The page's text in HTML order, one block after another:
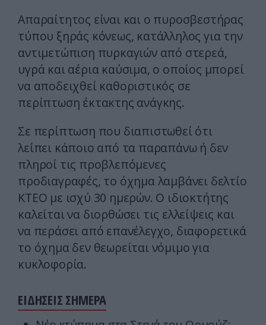
Απαραίτητος είναι και ο πυροσβεστήρας
τύπου ξηράς κόνεως, κατάλληλος για την
αντιμετώπιση πυρκαγιών από στερεά,
υγρά και αέρια καύσιμα, ο οποίος μπορεί
να αποδειχθεί καθοριστικός σε
περίπτωση έκτακτης ανάγκης.
Σε περίπτωση που διαπιστωθεί ότι
λείπει κάποιο από τα παραπάνω ή δεν
πληροί τις προβλεπόμενες
προδιαγραφές, το όχημα λαμβάνει δελτίο
ΚΤΕΟ με ισχύ 30 ημερών. Ο ιδιοκτήτης
καλείται να διορθώσει τις ελλείψεις και
να περάσει από επανέλεγχο, διαφορετικά
το όχημα δεν θεωρείται νόμιμο για
κυκλοφορία.
ΕΙΔΗΣΕΙΣ ΣΗΜΕΡΑ